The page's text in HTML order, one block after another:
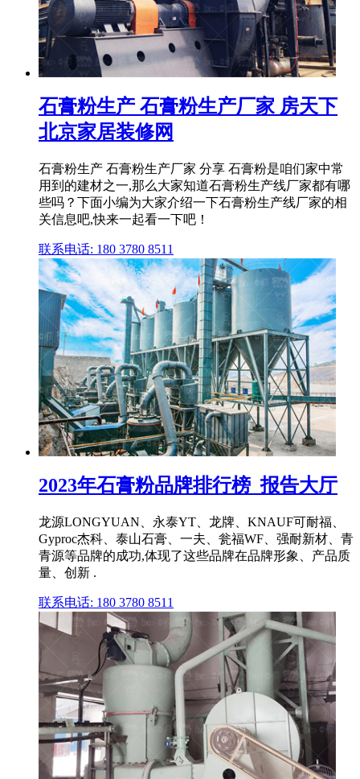
石膏粉生产 石膏粉生产厂家 房天下
北京家居装修网
石膏粉生产 石膏粉生产厂家 分享 石膏粉是咱们家中常
用到的建材之一,那么大家知道石膏粉生产线厂家都有哪
些吗？下面小编为大家介绍一下石膏粉生产线厂家的相
关信息吧,快来一起看一下吧！
联系电话: 180 3780 8511
2023年石膏粉品牌排行榜_报告大厅
龙源LONGYUAN、永泰YT、龙牌、KNAUF可耐福、
Gyproc杰科、泰山石膏、一夫、瓮福WF、强耐新材、青
青源等品牌的成功,体现了这些品牌在品牌形象、产品质
量、创新 .
联系电话: 180 3780 8511